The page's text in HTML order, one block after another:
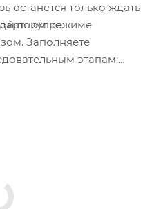
останется только ждать
покупке.режиме
Заполняете
этапам: